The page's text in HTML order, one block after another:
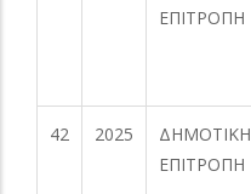
ΕΠΙΤΡΟΠΗ
42 2025
ΔΗΜΟΤΙΚΗ
ΕΠΙΤΡΟΠΗ